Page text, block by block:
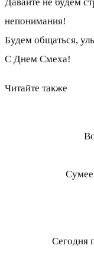
Давайте не будем
непонимания!
Будем общаться,
С Днем Смеха!
Читайте также
Сегодня